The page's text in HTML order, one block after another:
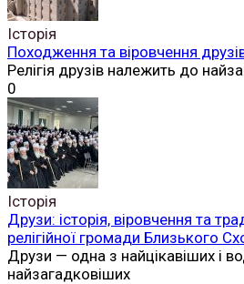
Історія
Походження та віровчення
Релігія друзів належить до
0
Історія
Друзи: історія, віровчення та
релігійної громади Близького
Друзи — одна з найцікавіших і
найзагадковіших